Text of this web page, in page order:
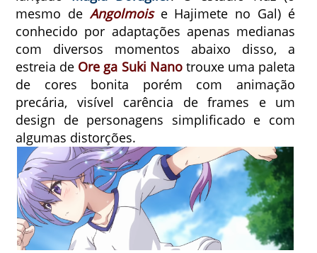
mesmo de Angolmoise Hajimete no Gal) é
conhecido por adaptações apenas medianas
com diversos momentos abaixo disso, a
estreia de Ore ga Suki Nanotrouxe uma paleta
de cores bonita porém com animação
precária, visível carência de frames e um
design de personagens simplificado e com
algumas distorções.